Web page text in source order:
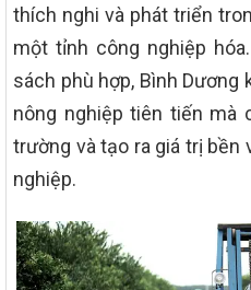
thích nghi và phát triển
một tỉnh công nghiệp
sách phù hợp, Bình
nông nghiệp tiên tiến mà
trường và tạo ra giá trị bền
nghiệp.